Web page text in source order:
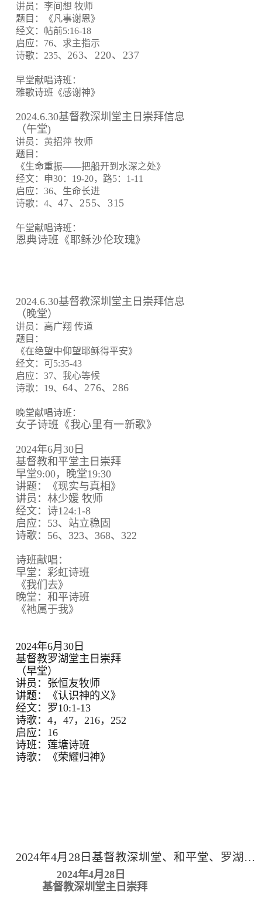
讲员：李间想 牧师
题目：《凡事谢恩》
经文：帖前5:16-18
启应：76、求主指示
诗歌：235、 263、220、237
早堂献唱诗班：
雅歌诗班《感谢神》
2024.6.30基督教深圳堂主日崇拜信息
（午堂)
讲员：黄招萍 牧师
题目：
《生命重振——把船开到水深之处》
经文：申30：19-20，路5：1-11
启应：36、生命长进
诗歌：4、 47、255、315
午堂献唱诗班：
恩典诗班《耶稣沙伦玫瑰》
2024.6.30基督教深圳堂主日崇拜信息
（晚堂）
讲员：高广翔 传道
题目：
《在绝望中仰望耶稣得平安》
经文：可5:35-43
启应：37、我心等候
诗歌：19、 64、 276、 286
晚堂献唱诗班：
女子诗班《我心里有一新歌》
2024年6月30日
基督教和平堂主日崇拜
早堂9:00，晚堂19:30
讲题：《现实与真相》
讲员：林少媛 牧师
经文：诗124:1-8
启应：53、站立稳固
诗歌：56、323、368、322
诗班献唱：
早堂：彩虹诗班
《我们去》
晚堂：和平诗班
《祂属于我》
2024年6月30日
基督教罗湖堂主日崇拜
（早堂）
讲员：张恒友牧师
讲题：《认识神的义》
经文：罗10:1-13
诗歌：4，47，216，252
启应：16
诗班：莲塘诗班
诗歌：《荣耀归神》
2024年4月28日基督教深圳堂、和平堂、罗湖堂主日崇拜
2024年4月28日
基督教深圳堂主日崇拜